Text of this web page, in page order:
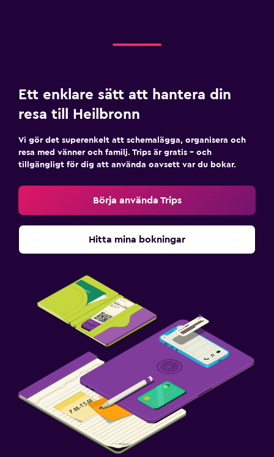
Ett enklare sätt att hantera din
resa till Heilbronn
Vi gör det superenkelt att schemalägga, organisera och
resa med vänner och familj. Trips är gratis – och
tillgängligt för dig att använda oavsett var du bokar.
Börja använda Trips
Hitta mina bokningar